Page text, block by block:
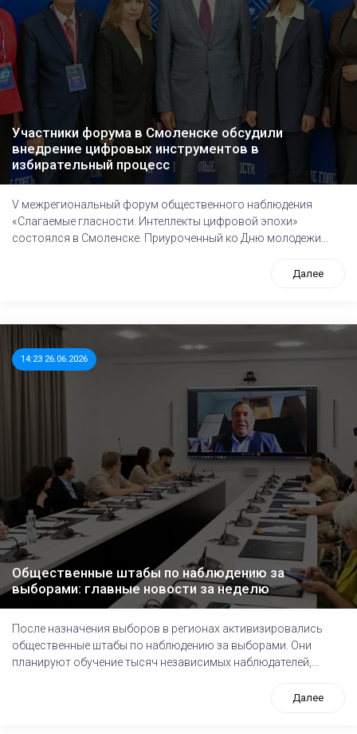
Участники форума в Смоленске обсудили
внедрение цифровых инструментов в
избирательный процесс
V межрегиональный форум общественного наблюдения
«Слагаемые гласности. Интеллекты цифровой эпохи»
состоялся в Смоленске. Приуроченный ко Дню молодежи...
Далее
14:23 26.06.2026
Общественные штабы по наблюдению за
выборами: главные новости за неделю
После назначения выборов в регионах активизировались
общественные штабы по наблюдению за выборами. Они
планируют обучение тысяч независимых наблюдателей,...
Далее